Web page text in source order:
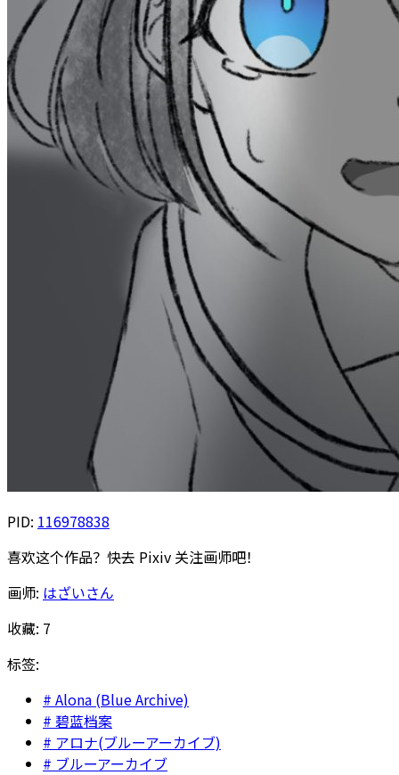
PID: 116978838
喜欢这个作品？快去 Pixiv 关注画师吧！
画师: はざいさん
收藏: 7
标签:
Alona (Blue Archive)
碧蓝档案
アロナ(ブルーアーカイブ)
ブルーアーカイブ